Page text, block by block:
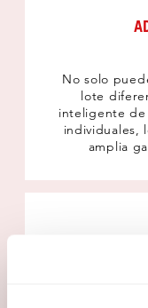
No solo
lote
inteligente de
individuales,
amplia